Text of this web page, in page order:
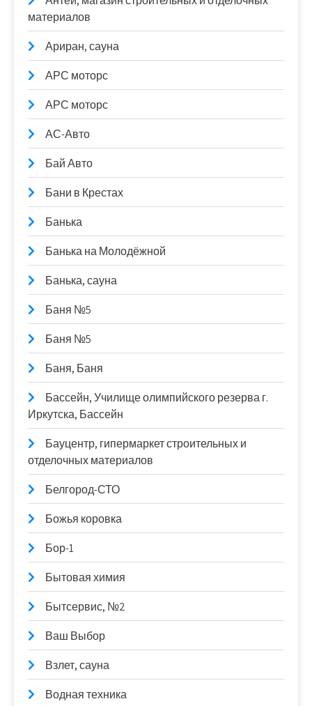
материалов
Ариран, сауна
АРС моторс
АРС моторс
АС-Авто
Бай Авто
Бани в Крестах
Банька
Банька на Молодёжной
Банька, сауна
Баня №5
Баня №5
Баня, Баня
Бассейн, Училище олимпийского резерва г.
Иркутска, Бассейн
Бауцентр, гипермаркет строительных и
отделочных материалов
Белгород-СТО
Божья коровка
Бор-1
Бытовая химия
Бытсервис, №2
Ваш Выбор
Взлет, сауна
Водная техника